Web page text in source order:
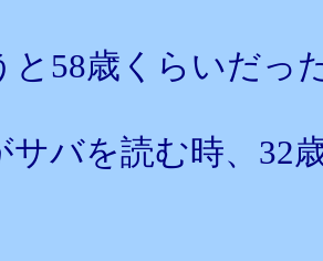
と58歳くらいだっ
サバを読む時、32